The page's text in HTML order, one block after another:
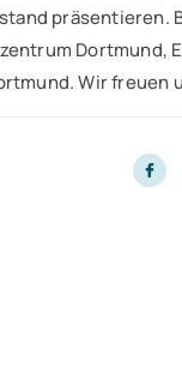
präsentieren.
Dortmund,
Wir freuen